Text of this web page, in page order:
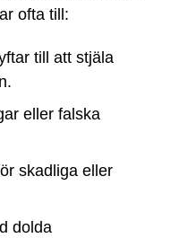
ofta till:
till att stjäla
eller falska
skadliga eller
dolda